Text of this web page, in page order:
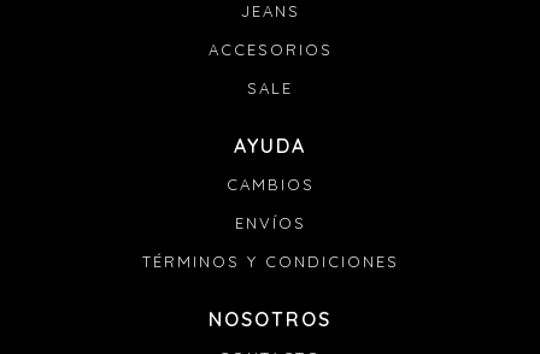
JEANS
ACCESORIOS
SALE
AYUDA
CAMBIOS
ENVÍOS
TÉRMINOS Y CONDICIONES
NOSOTROS